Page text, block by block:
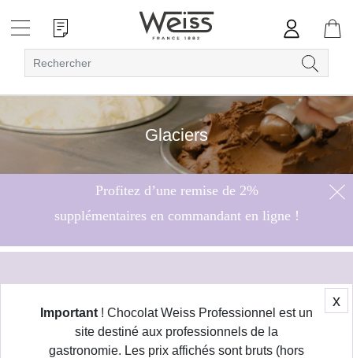
Glaciers
Profitez d’une remise de 2%
supplémentaires en commandant en ligne !
Important ! Chocolat Weiss Professionnel est un
site destiné aux professionnels de la
gastronomie. Les prix affichés sont bruts (hors
x